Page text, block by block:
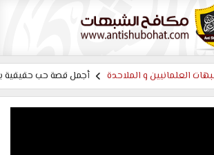
العلمانيين و الملاحدة أجمل قصة حب حقيقية